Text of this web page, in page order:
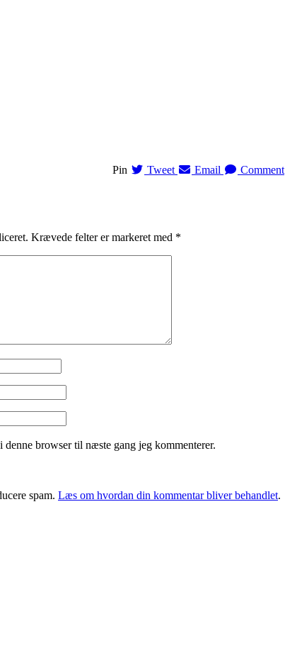
Pin Tweet Email Comment
Krævede felter er markeret med *
browser til næste gang jeg kommenterer.
spam. Læs om hvordan din kommentar bliver behandlet.